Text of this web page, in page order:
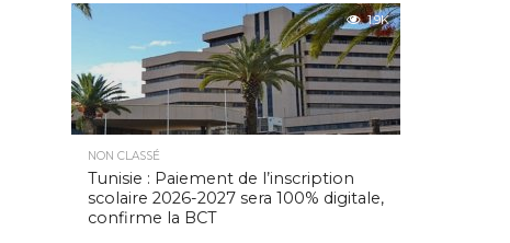
1.9K
NON CLASSÉ
Tunisie : Paiement de l’inscription
scolaire 2026-2027 sera 100% digitale,
confirme la BCT